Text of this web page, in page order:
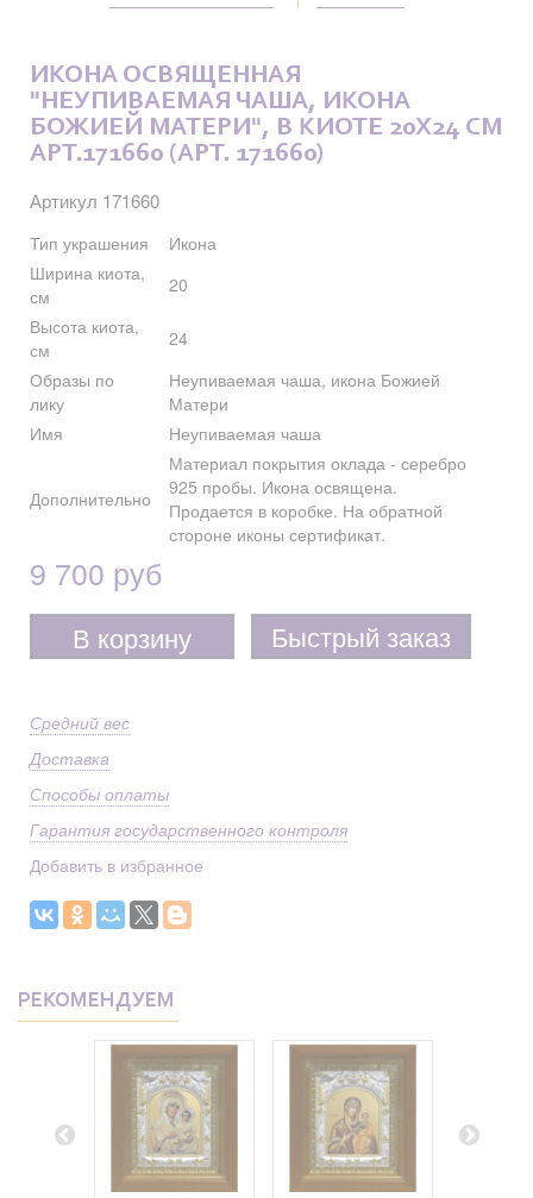
ИКОНА ОСВЯЩЕННАЯ
"НЕУПИВАЕМАЯ ЧАША, ИКОНА
БОЖИЕЙ МАТЕРИ", В КИОТЕ 20X24 СМ
АРТ.171660 (АРТ. 171660)
Артикул 171660
Тип украшения
Икона
Ширина киота,
см
20
Высота киота,
см
24
Образы по
лику
Неупиваемая чаша, икона Божией
Матери
Имя
Неупиваемая чаша
Дополнительно
Материал покрытия оклада - серебро
925 пробы. Икона освящена.
Продается в коробке. На обратной
стороне иконы сертификат.
9 700 руб
В корзину Быстрый заказ
Средний вес
Доставка
Способы оплаты
Гарантия государственного контроля
Добавить в избранное
РЕКОМЕНДУЕМ